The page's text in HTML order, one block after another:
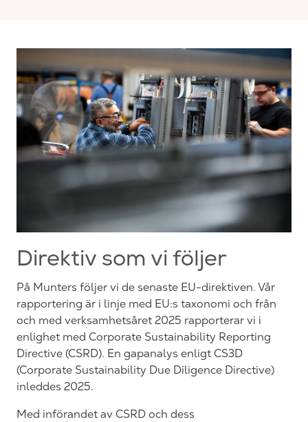
Direktiv som vi följer
På Munters följer vi de senaste EU-direktiven. Vår
rapportering är i linje med EU:s taxonomi och från
och med verksamhetsåret 2025 rapporterar vi i
enlighet med Corporate Sustainability Reporting
Directive (CSRD). En gapanalys enligt CS3D
(Corporate Sustainability Due Diligence Directive)
inleddes 2025.
Med införandet av CSRD och dess